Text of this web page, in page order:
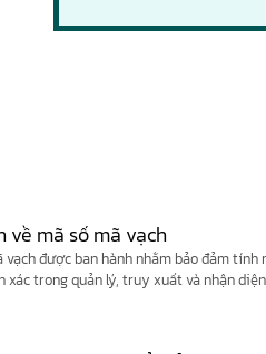
về mã số mã vạch
vạch được ban hành nhằm bảo đảm tính
xác trong quản lý, truy xuất và nhận diện